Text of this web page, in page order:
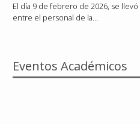
El día 9 de febrero de 2026, se
entre el personal de la…
Eventos Académicos